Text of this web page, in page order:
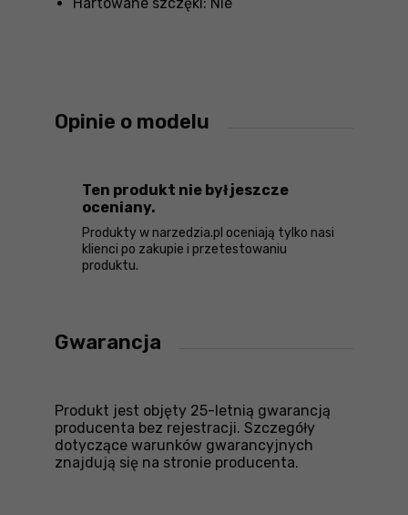
Opinie o modelu
Ten produkt nie był jeszcze
oceniany.
Produkty w narzedzia.pl oceniają tylko nasi
klienci po zakupie i przetestowaniu
produktu.
Gwarancja
Produkt jest objęty 25-letnią gwarancją
producenta bez rejestracji. Szczegóły
dotyczące warunków gwarancyjnych
znajdują się na stronie producenta.